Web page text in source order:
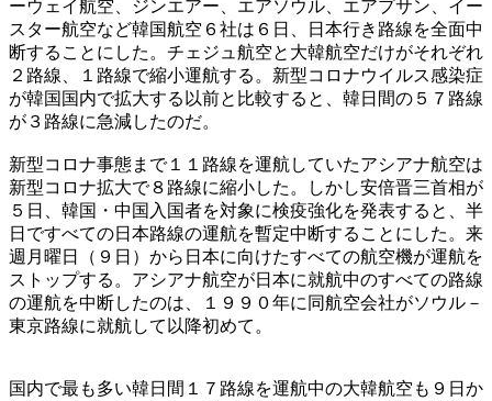
ーウェイ航空、ジンエアー、エアソウル、エアプサン、イー
スター航空など韓国航空６社は６日、日本行き路線を全面中
断することにした。チェジュ航空と大韓航空だけがそれぞれ
２路線、１路線で縮小運航する。新型コロナウイルス感染症
が韓国国内で拡大する以前と比較すると、韓日間の５７路線
が３路線に急減したのだ。
新型コロナ事態まで１１路線を運航していたアシアナ航空は
新型コロナ拡大で８路線に縮小した。しかし安倍晋三首相が
５日、韓国・中国入国者を対象に検疫強化を発表すると、半
日ですべての日本路線の運航を暫定中断することにした。来
週月曜日（９日）から日本に向けたすべての航空機が運航を
ストップする。アシアナ航空が日本に就航中のすべての路線
の運航を中断したのは、１９９０年に同航空会社がソウル－
東京路線に就航して以降初めて。
国内で最も多い韓日間１７路線を運航中の大韓航空も９日か